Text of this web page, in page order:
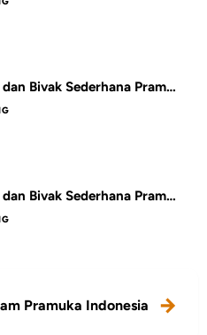
Cara Melatih Tenda dan Bivak Sederhana Pramuka di Sekolah
Cara Melatih Tenda dan Bivak Sederhana Pramuka di Sekolah: Panduan Praktis dan Contoh Penerapan
Pramuka Indonesia